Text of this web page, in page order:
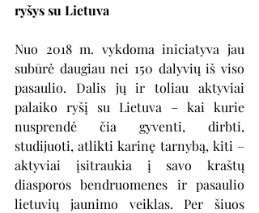
ryšys su Lietuva
Nuo 2018 m. vykdoma iniciatyva jau
subūrė daugiau nei 150 dalyvių iš viso
pasaulio. Dalis jų ir toliau aktyviai
palaiko ryšį su Lietuva – kai kurie
nusprendė čia gyventi, dirbti,
studijuoti, atlikti karinę tarnybą, kiti –
aktyviai įsitraukia į savo kraštų
diasporos bendruomenes ir pasaulio
lietuvių jaunimo veiklas. Per šiuos